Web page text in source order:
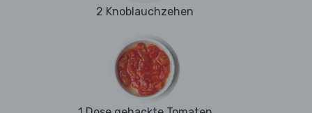
2 Knoblauchzehen